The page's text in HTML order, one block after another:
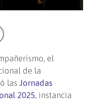
el
de la
lasJornadas
2025, instancia